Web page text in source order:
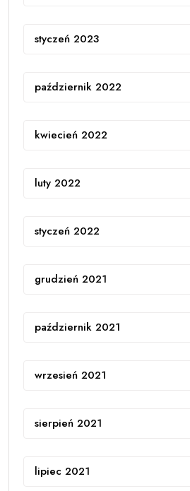
styczeń 2023
październik 2022
kwiecień 2022
luty 2022
styczeń 2022
grudzień 2021
październik 2021
wrzesień 2021
sierpień 2021
lipiec 2021